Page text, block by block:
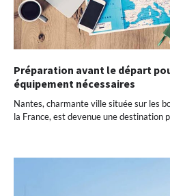
Préparation avant le départ
équipement nécessaires
Nantes, charmante ville située sur les
la France, est devenue une destination